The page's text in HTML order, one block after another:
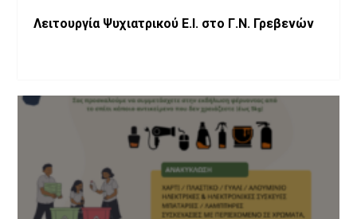
Λειτουργία Ψυχιατρικού Ε.Ι. στο Γ.Ν. Γρεβενών